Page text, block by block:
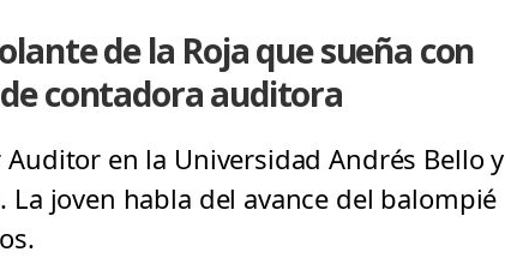
de la Roja que sueña con
contadora auditora
en la Universidad Andrés Bello y
joven habla del avance del balompié